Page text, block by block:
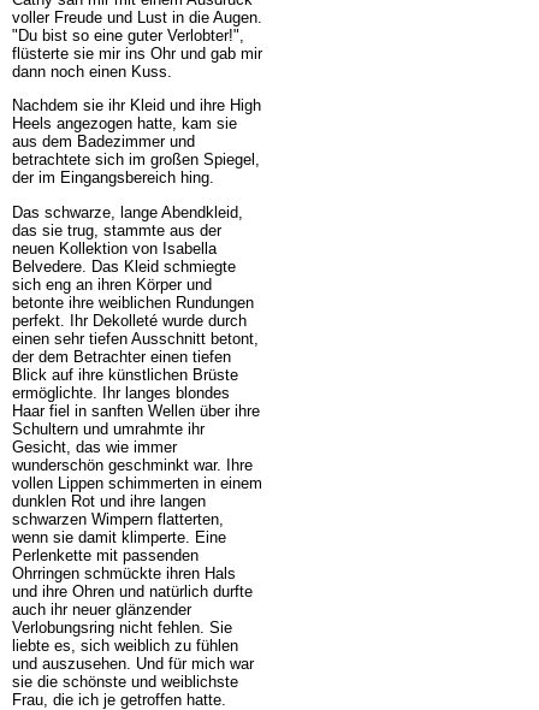
voller Freude und Lust in die Augen.
"Du bist so eine guter Verlobter!",
flüsterte sie mir ins Ohr und gab mir
dann noch einen Kuss.
Nachdem sie ihr Kleid und ihre High
Heels angezogen hatte, kam sie
aus dem Badezimmer und
betrachtete sich im großen Spiegel,
der im Eingangsbereich hing.
Das schwarze, lange Abendkleid,
das sie trug, stammte aus der
neuen Kollektion von Isabella
Belvedere. Das Kleid schmiegte
sich eng an ihren Körper und
betonte ihre weiblichen Rundungen
perfekt. Ihr Dekolleté wurde durch
einen sehr tiefen Ausschnitt betont,
der dem Betrachter einen tiefen
Blick auf ihre künstlichen Brüste
ermöglichte. Ihr langes blondes
Haar fiel in sanften Wellen über ihre
Schultern und umrahmte ihr
Gesicht, das wie immer
wunderschön geschminkt war. Ihre
vollen Lippen schimmerten in einem
dunklen Rot und ihre langen
schwarzen Wimpern flatterten,
wenn sie damit klimperte. Eine
Perlenkette mit passenden
Ohrringen schmückte ihren Hals
und ihre Ohren und natürlich durfte
auch ihr neuer glänzender
Verlobungsring nicht fehlen. Sie
liebte es, sich weiblich zu fühlen
und auszusehen. Und für mich war
sie die schönste und weiblichste
Frau, die ich je getroffen hatte.